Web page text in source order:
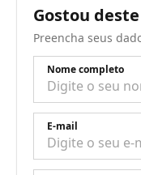
Gostou
Preencha seus
Nome completo
E-mail